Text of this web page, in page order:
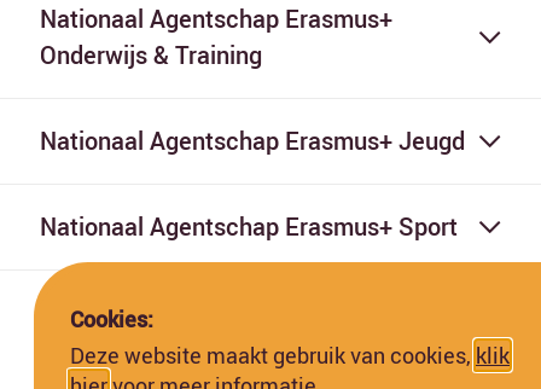
Nationaal Agentschap Erasmus+
Onderwijs & Training
Nationaal Agentschap Erasmus+ Jeugd
Nationaal Agentschap Erasmus+ Sport
Cookies:
Deze website maakt gebruik van cookies, klik